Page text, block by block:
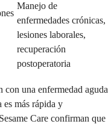
Manejo de
enfermedades crónicas,
lesiones laborales,
recuperación
postoperatoria
con una enfermedad aguda
es más rápida y
Care confirman que